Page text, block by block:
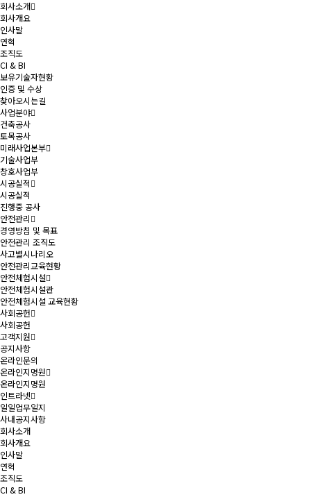
회사소개
회사개요
인사말
연혁
조직도
CI & BI
보유기술자현황
인증 및 수상
찾아오시는길
사업분야
건축공사
토목공사
미래사업본부
기술사업부
창호사업부
시공실적
시공실적
진행중 공사
안전관리
경영방침 및 목표
안전관리 조직도
사고별시나리오
안전관리교육현황
안전체험시설
안전체험시설관
안전체험시설 교육현황
사회공헌
사회공헌
고객지원
공지사항
온라인문의
온라인지명원
온라인지명원
인트라넷
일일업무일지
사내공지사항
회사소개
회사개요
인사말
연혁
조직도
CI & BI